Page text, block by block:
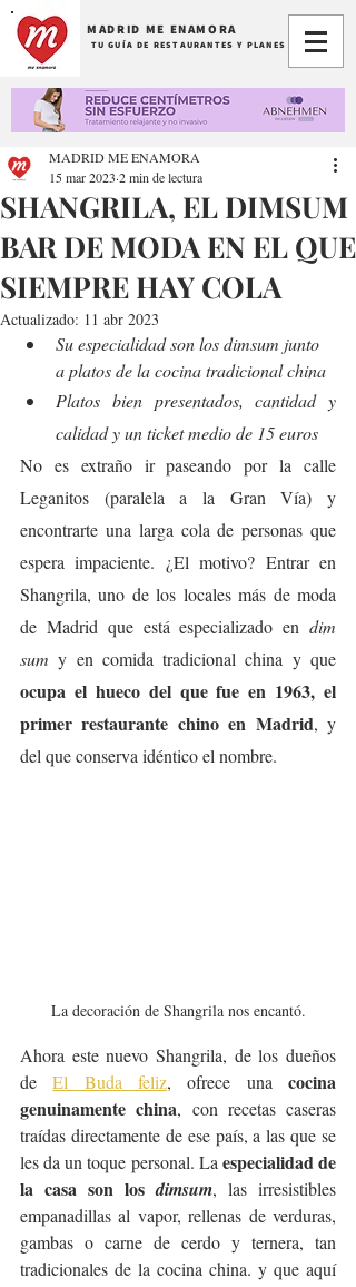
MADRID ME ENAMORA
TU GUÍA DE RESTAURANTES Y PLANES
SHANGRILA, EL DIMSUM
BAR DE MODA EN EL QUE
SIEMPRE HAY COLA
MADRID ME ENAMORA
15 mar 2023 2 min de lectura
Actualizado: 11 abr 2023
Su especialidad son los dimsum junto
a platos de la cocina tradicional china
Platos bien presentados, cantidad y
calidad y un ticket medio de 15 euros
No es extraño ir paseando por la calle
Leganitos (paralela a la Gran Vía) y
encontrarte una larga cola de personas que
espera impaciente. ¿El motivo? Entrar en
Shangrila, uno de los locales más de moda
de Madrid que está especializado en dim
sum
ocupa el hueco del que fue en 1963, el
primer restaurante chino en Madrid, y
del que conserva idéntico el nombre.
La decoración de Shangrila nos encantó.
Ahora este nuevo Shangrila, de los dueños
de El Buda feliz, ofrece una cocina
genuinamente china, con recetas caseras
traídas directamente de ese país, a las que se
les da un toque personal. La especialidad de
la casa son los dimsum, las irresistibles
empanadillas al vapor, rellenas de verduras,
gambas o carne de cerdo y ternera, tan
tradicionales de la cocina china. y que aquí